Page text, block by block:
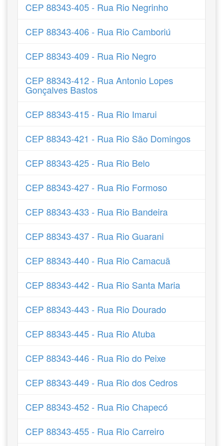
CEP 88343-405 - Rua Rio Negrinho
CEP 88343-406 - Rua Rio Camboriú
CEP 88343-409 - Rua Rio Negro
CEP 88343-412 - Rua Antonio Lopes
Gonçalves Bastos
CEP 88343-415 - Rua Rio Imarui
CEP 88343-421 - Rua Rio São Domingos
CEP 88343-425 - Rua Rio Belo
CEP 88343-427 - Rua Rio Formoso
CEP 88343-433 - Rua Rio Bandeira
CEP 88343-437 - Rua Rio Guarani
CEP 88343-440 - Rua Rio Camacuã
CEP 88343-442 - Rua Rio Santa Maria
CEP 88343-443 - Rua Rio Dourado
CEP 88343-445 - Rua Rio Atuba
CEP 88343-446 - Rua Rio do Peixe
CEP 88343-449 - Rua Rio dos Cedros
CEP 88343-452 - Rua Rio Chapecó
CEP 88343-455 - Rua Rio Carreiro